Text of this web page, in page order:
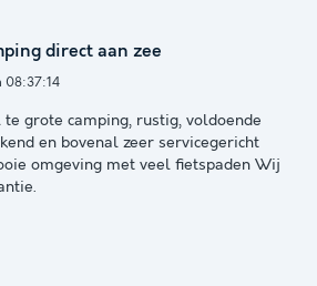
direct aan zee
08:37:14
grote camping, rustig, voldoende
en bovenal zeer servicegericht
omgeving met veel fietspaden Wij